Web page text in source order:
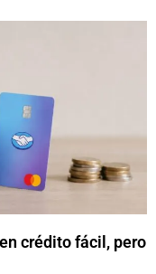
crédito fácil, pero